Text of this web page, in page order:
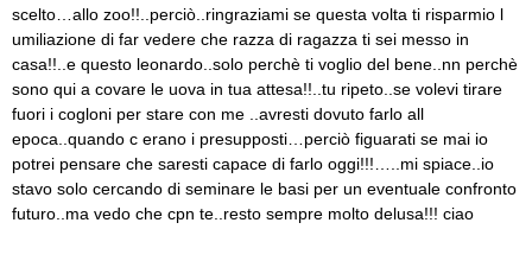
scelto…allo zoo!!..perciò..ringraziami se questa volta ti risparmio l
umiliazione di far vedere che razza di ragazza ti sei messo in
casa!!..e questo leonardo..solo perchè ti voglio del bene..nn perchè
sono qui a covare le uova in tua attesa!!..tu ripeto..se volevi tirare
fuori i cogloni per stare con me ..avresti dovuto farlo all
epoca..quando c erano i presupposti…perciò figuarati se mai io
potrei pensare che saresti capace di farlo oggi!!!…..mi spiace..io
stavo solo cercando di seminare le basi per un eventuale confronto
futuro..ma vedo che cpn te..resto sempre molto delusa!!! ciao